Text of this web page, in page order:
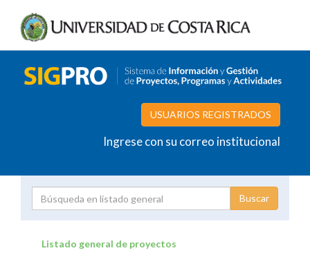
USUARIOS REGISTRADOS
Ingrese con su correo institucional
Listado general de proyectos